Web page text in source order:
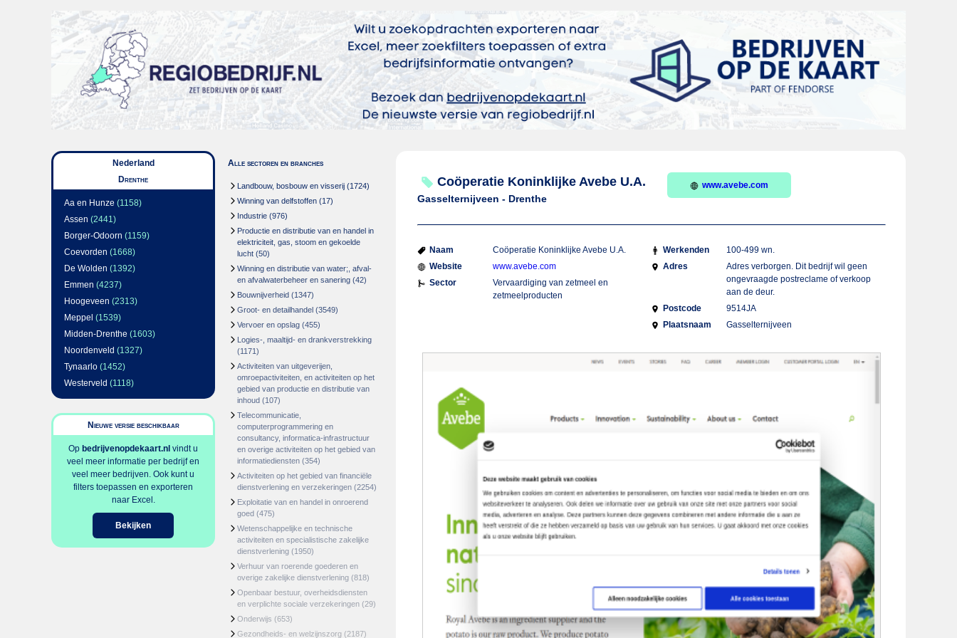
Nederland
Drenthe
Aa en Hunze (1158)
Assen (2441)
Borger-Odoorn (1159)
Coevorden (1668)
De Wolden (1392)
Emmen (4237)
Hoogeveen (2313)
Meppel (1539)
Midden-Drenthe (1603)
Noordenveld (1327)
Tynaarlo (1452)
Westerveld (1118)
Nieuwe versie beschikbaar
Op bedrijvenopdekaart.nl vindt u
veel meer informatie per bedrijf en
veel meer bedrijven. Ook kunt u
filters toepassen en exporteren
naar Excel.
Bekijken
Alle sectoren en branches
Landbouw, bosbouw en visserij (1724)
Winning van delfstoffen (17)
Industrie (976)
Productie en distributie van en handel in
elektriciteit, gas, stoom en gekoelde
lucht (50)
Winning en distributie van water;, afval-
en afvalwaterbeheer en sanering (42)
Bouwnijverheid (1347)
Groot- en detailhandel (3549)
Vervoer en opslag (455)
Logies-, maaltijd- en drankverstrekking
(1171)
Activiteiten van uitgeverijen,
omroepactiviteiten, en activiteiten op het
gebied van productie en distributie van
inhoud (107)
Telecommunicatie,
computerprogrammering en
consultancy, informatica-infrastructuur
en overige activiteiten op het gebied van
informatiediensten (354)
Activiteiten op het gebied van financiële
dienstverlening en verzekeringen (2254)
Exploitatie van en handel in onroerend
goed (475)
Wetenschappelijke en technische
activiteiten en specialistische zakelijke
dienstverlening (1950)
Verhuur van roerende goederen en
overige zakelijke dienstverlening (818)
Openbaar bestuur, overheidsdiensten
en verplichte sociale verzekeringen (29)
Onderwijs (653)
Gezondheids- en welzijnszorg (2187)
Coöperatie Koninklijke Avebe U.A.
Gasselternijveen - Drenthe
www.avebe.com
Naam
Coöperatie Koninklijke Avebe U.A.
Website
www.avebe.com
Sector
Vervaardiging van zetmeel en
zetmeelproducten
Werkenden
100-499 wn.
Adres
Adres verborgen. Dit bedrijf wil geen
ongevraagde postreclame of verkoop
aan de deur.
Postcode
9514JA
Plaatsnaam
Gasselternijveen